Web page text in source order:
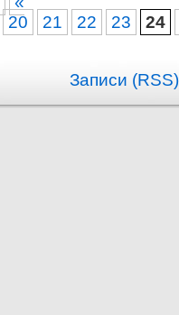
20 21 22 23
24
Записи (RSS)